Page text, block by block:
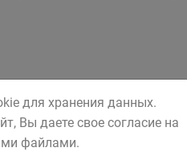
транспортного
нарушения
для хранения данных.
Вы даете свое согласие на
файлами.